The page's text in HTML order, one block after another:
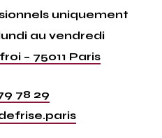
uniquement
au vendredi
– 75011 Paris
78 29